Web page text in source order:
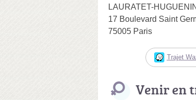
LAURATET-
17 Boulevard Saint
75005 Paris
Trajet
Venir en